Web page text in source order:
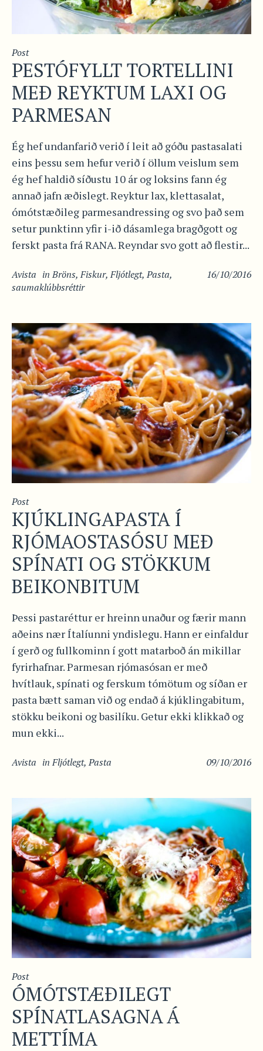
Post
PESTÓFYLLT TORTELLINI
MEÐ REYKTUM LAXI OG
PARMESAN
Ég hef undanfarið verið í leit að góðu pastasalati
eins þessu sem hefur verið í öllum veislum sem
ég hef haldið síðustu 10 ár og loksins fann ég
annað jafn æðislegt. Reyktur lax, klettasalat,
ómótstæðileg parmesandressing og svo það sem
setur punktinn yfir i-ið dásamlega bragðgott og
ferskt pasta frá RANA. Reyndar svo gott að flestir...
16/10/2016
Avista inBröns,Fiskur,Fljótlegt,Pasta,
saumaklúbbsréttir
Post
KJÚKLINGAPASTA Í
RJÓMAOSTASÓSU MEÐ
SPÍNATI OG STÖKKUM
BEIKONBITUM
Þessi pastaréttur er hreinn unaður og færir mann
aðeins nær Ítalíunni yndislegu. Hann er einfaldur
í gerð og fullkominn í gott matarboð án mikillar
fyrirhafnar. Parmesan rjómasósan er með
hvítlauk, spínati og ferskum tómötum og síðan er
pasta bætt saman við og endað á kjúklingabitum,
stökku beikoni og basilíku. Getur ekki klikkað og
mun ekki...
09/10/2016
Avista inFljótlegt,Pasta
Post
ÓMÓTSTÆÐILEGT
SPÍNATLASAGNA Á
METTÍMA